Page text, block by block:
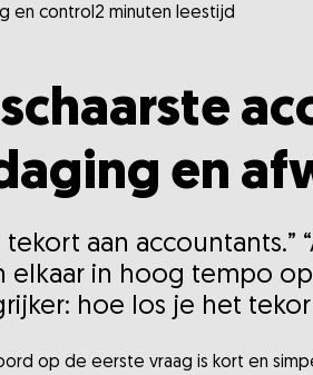
en control 2 minuten leestijd
en
tekort aan accountants.”
elkaar in hoog tempo
hoe los je het
op de eerste vraag is kort en